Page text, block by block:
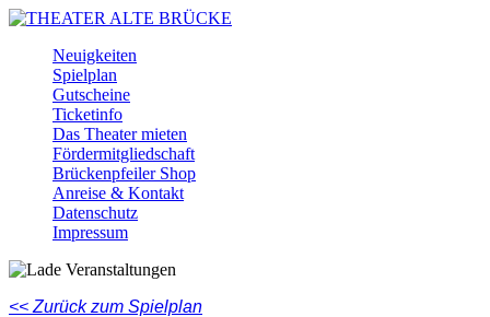
Skip
content
Neuigkeiten
Spielplan
Gutscheine
Ticketinfo
Das Theater mieten
Fördermitgliedschaft
Brückenpfeiler Shop
Anreise & Kontakt
Datenschutz
Impressum
Facebook
Instagram
Youtube
<< Zurück zum Spielplan